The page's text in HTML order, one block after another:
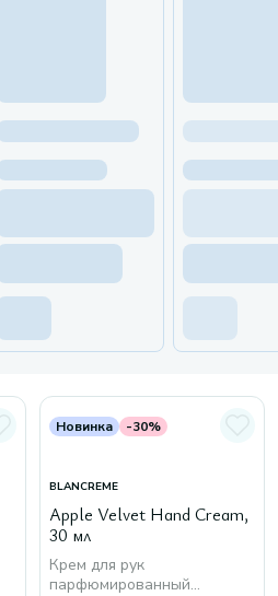
Новинка -30%
BLANCREME
Apple Velvet Hand Cream,
30 мл
Крем для рук
парфюмированный